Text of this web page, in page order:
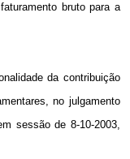
bruto para a
da contribuição
no julgamento
sessão de 8-10-2003,